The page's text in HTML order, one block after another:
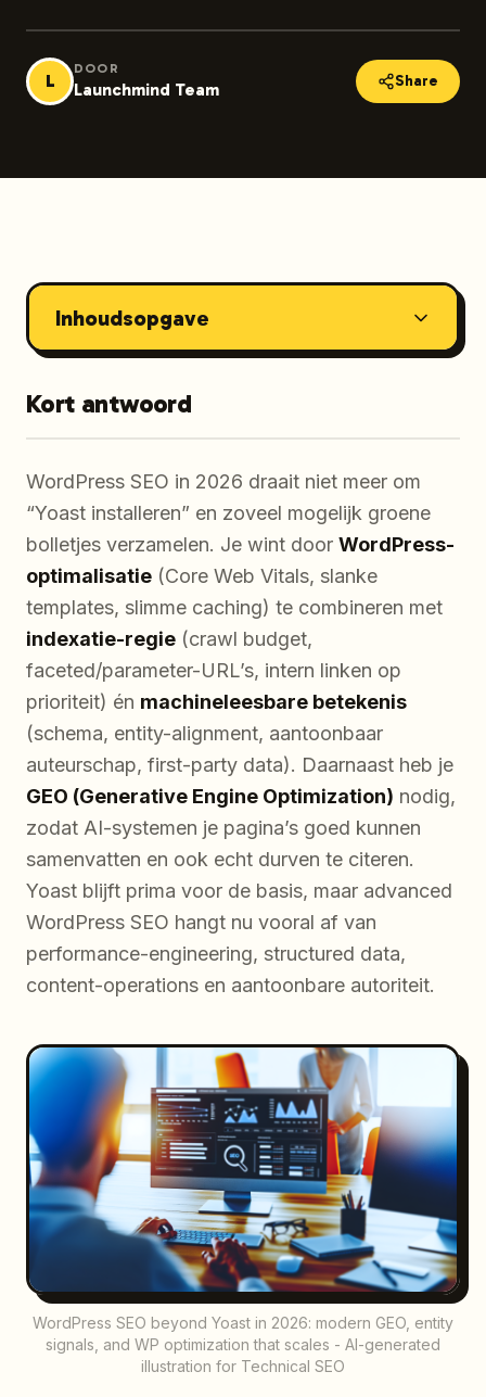
L
DOOR
Launchmind Team Share
Inhoudsopgave
Kort antwoord
WordPress SEO in 2026 draait niet meer om
“Yoast installeren” en zoveel mogelijk groene
bolletjes verzamelen. Je wint door WordPress-
optimalisatie (Core Web Vitals, slanke
templates, slimme caching) te combineren met
indexatie-regie (crawl budget,
faceted/parameter-URL’s, intern linken op
prioriteit) én machineleesbare betekenis
(schema, entity-alignment, aantoonbaar
auteurschap, first-party data). Daarnaast heb je
GEO (Generative Engine Optimization) nodig,
zodat AI-systemen je pagina’s goed kunnen
samenvatten en ook echt durven te citeren.
Yoast blijft prima voor de basis, maar advanced
WordPress SEO hangt nu vooral af van
performance-engineering, structured data,
content-operations en aantoonbare autoriteit.
WordPress SEO beyond Yoast in 2026: modern GEO, entity
signals, and WP optimization that scales - AI-generated
illustration for Technical SEO